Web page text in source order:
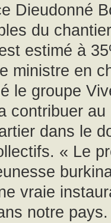
Dieudonné
du
estimé à
ministre en
le groupe
contribuer au
dans le
« Le
vraie
notre